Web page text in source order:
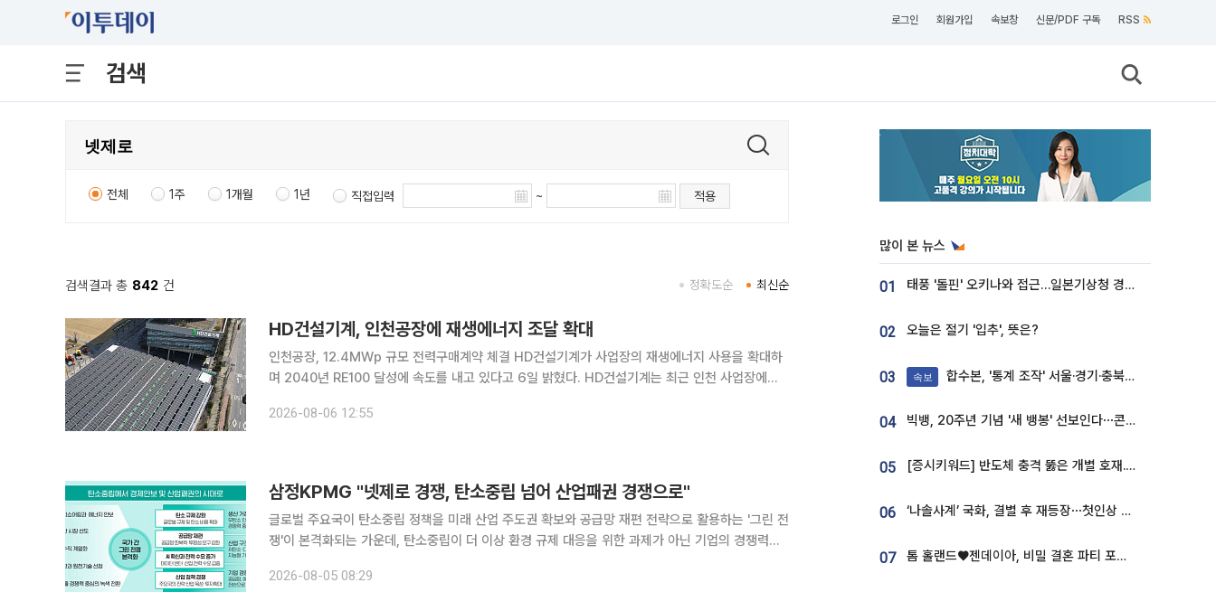
로그인 회원가입 속보창 신문/PDF 구독 RSS
검색
전체 1주 1개월 1년 직접입력 ~ 적용
검색결과 총 842 건 최신순
정확도순
HD건설기계, 인천공장에 재생에너지 조달 확대
인천공장, 12.4MWp 규모 전력구매계약 체결 HD건설기계가 사업장의 재생에너지 사용을 확대하
며 2040년 RE100 달성에 속도를 내고 있다고 6일 밝혔다. HD건설기계는 최근 인천 사업장에서
했다. 이번 계약을 통해 HD건설기계 인천공장의 재생에너
2026-08-06 12:55
삼정KPMG "넷제로 경쟁, 탄소중립 넘어 산업패권 경쟁으로"
글로벌 주요국이 탄소중립 정책을 미래 산업 주도권 확보와 공급망 재편 전략으로 활용하는 '그린 전
쟁'이 본격화되는 가운데, 탄소중립이 더 이상 환경 규제 대응을 위한 과제가 아닌 기업의 경쟁력과
로 경쟁의 시대, 탄소중립을 넘어 산업패권 경쟁으로'를 발간하
2026-08-05 08:29
많이 본 뉴스
01 태풍 '돌핀' 오키나와 접근…일본기상청 경로 업데이트
02 오늘은 절기 '입추', 뜻은?
03 속보 합수본, '통계 조작' 서울·경기·충북 선관위 등 추가 압수수색
04 빅뱅, 20주년 기념 '새 뱅봉' 선보인다⋯콘서트 앞두고 팝업 개최
05 [증시키워드] 반도체 충격 뚫은 개별 호재...포스코퓨처엠·에코프로·한화솔루션 '눈길'
06 ‘나솔사계’ 국화, 결별 후 재등장⋯첫인상 투표 휩쓸고 ‘인기녀’ 등극
07 톰 홀랜드♥젠데이아, 비밀 결혼 파티 포착⋯호텔 대관비만 9억